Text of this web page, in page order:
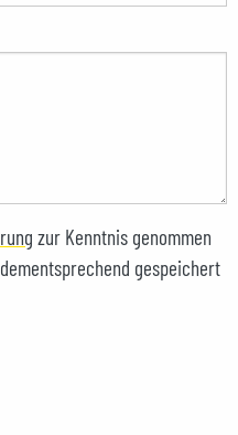
zur Kenntnis genommen
gespeichert